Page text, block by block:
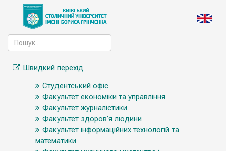
Швидкий перехід
Студентський офіс
Факультет економіки та управління
Факультет журналістики
Факультет здоров’я людини
Факультет інформаційних технологій та
математики